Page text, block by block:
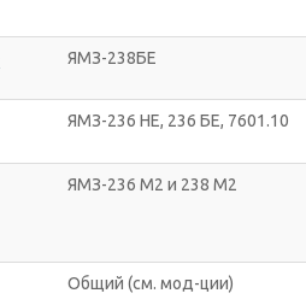
ЯМЗ-238БЕ
ЯМЗ-236 НЕ, 236 БЕ, 7601.10
ЯМЗ-236 М2 и 238 М2
Общий (см. мод-ции)